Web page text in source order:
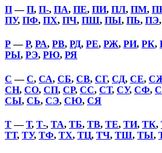
П—П, П-, ПА, ПЕ, ПИ, ПЛ, ПМ,
ПУ, ПФ, ПХ, ПЧ, ПШ, ПЫ, ПЬ, ПЭ,
Р—Р, РА, РВ, РД, РЕ, РЖ, РИ, РК,
РЫ, РЭ, РЮ, РЯ
С —С, СА, СБ, СВ, СГ, СД, СЕ,
СН, СО, СП, СР, СС, СТ, СУ, СФ,
СЫ, СЬ, СЭ, СЮ, СЯ
Т—Т, Т-, ТА, ТБ, ТВ, ТЕ, ТИ, ТК,
ТТ, ТУ, ТФ, ТХ, ТЦ, ТЧ, ТШ, ТЫ,